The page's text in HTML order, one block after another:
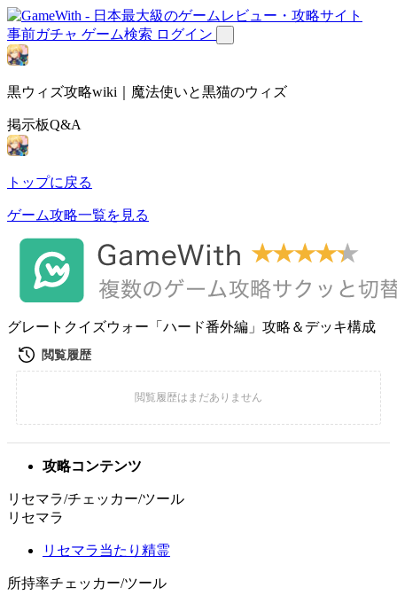
事前ガチャ ゲーム検索 ログイン
黒ウィズ攻略wiki｜魔法使いと黒猫のウィズ
掲示板Q&A
トップに戻る
ゲーム攻略一覧を見る
グレートクイズウォー「ハード番外編」攻略＆デッキ構成
攻略コンテンツ
リセマラ/チェッカー/ツール
リセマラ
リセマラ当たり精霊
所持率チェッカー/ツール